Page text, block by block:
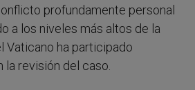
profundamente personal
a los niveles más altos de la
Vaticano ha participado
revisión del caso.